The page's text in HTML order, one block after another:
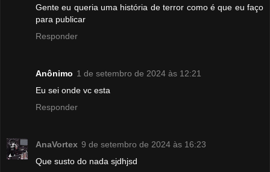
Gente eu queria uma história de terror como é que eu faço
para publicar
Responder
Anônimo 1 de setembro de 2024 às 12:21
Eu sei onde vc esta
Responder
AnaVortex 9 de setembro de 2024 às 16:23
Que susto do nada sjdhjsd